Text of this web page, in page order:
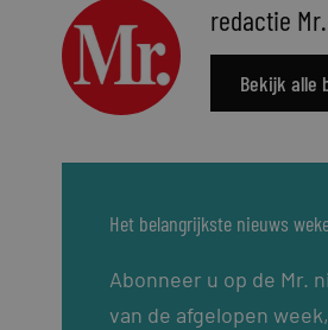
redactie Mr.
Bekijk alle
Het belangrijkste nieuws
Abonneer u op de Mr.
van de afgelopen